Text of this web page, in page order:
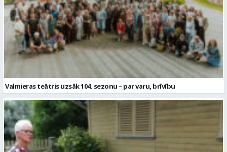
Valmieras teātris uzsāk 104. sezonu – par varu, brīvību